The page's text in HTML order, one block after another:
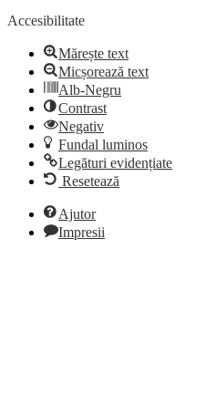
Accesibilitate
Mărește text
Micșorează text
Alb-Negru
Contrast
Negativ
Fundal luminos
Legături evidențiate
Resetează
Ajutor
Impresii